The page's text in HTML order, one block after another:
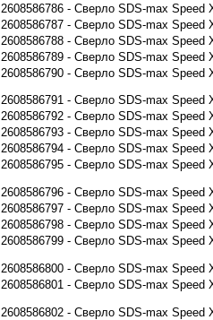
2608586786 - Сверло SDS-max Speed
2608586787 - Сверло SDS-max Speed
2608586788 - Сверло SDS-max Speed
2608586789 - Сверло SDS-max Speed
2608586790 - Сверло SDS-max Speed
2608586791 - Сверло SDS-max Speed
2608586792 - Сверло SDS-max Speed
2608586793 - Сверло SDS-max Speed
2608586794 - Сверло SDS-max Speed
2608586795 - Сверло SDS-max Speed
2608586796 - Сверло SDS-max Speed
2608586797 - Сверло SDS-max Speed
2608586798 - Сверло SDS-max Speed
2608586799 - Сверло SDS-max Speed
2608586800 - Сверло SDS-max Speed
2608586801 - Сверло SDS-max Speed
2608586802 - Сверло SDS-max Speed